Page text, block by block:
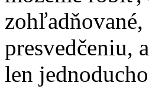
presvedčeniu,
len